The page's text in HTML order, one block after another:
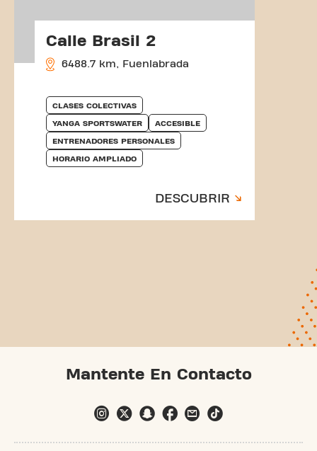
Calle Brasil 2
6488.7 km, Fuenlabrada
CLASES COLECTIVAS
YANGA SPORTSWATER ACCESIBLE
ENTRENADORES PERSONALES
HORARIO AMPLIADO
DESCUBRIR
Mantente En Contacto